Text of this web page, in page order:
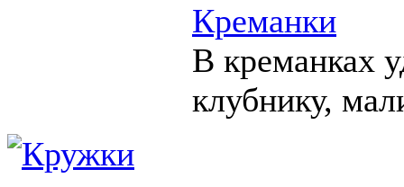
Креманки
В креманках
клубнику,